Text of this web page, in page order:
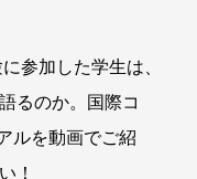
参加した学生は、
るのか。国際コ
ルを動画でご紹
！